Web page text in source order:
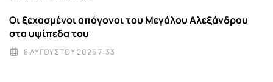
Οι ξεχασμένοι απόγονοι του Μεγάλου Αλεξάνδρου
στα υψίπεδα του
8 ΑΥΓΟΎΣΤΟΥ 2026 7:33